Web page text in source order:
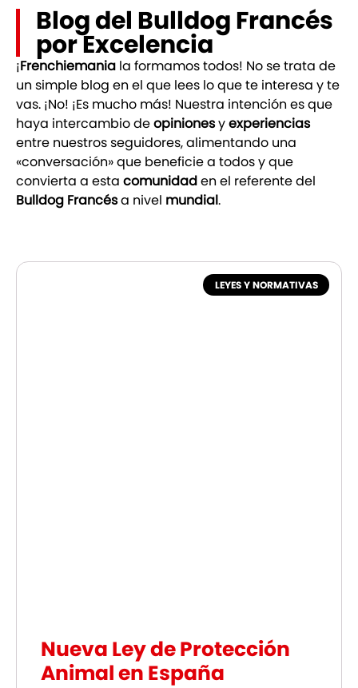
Blog del Bulldog Francés
por Excelencia
¡Frenchiemania la formamos todos! No se trata de
un simple blog en el que lees lo que te interesa y te
vas. ¡No! ¡Es mucho más! Nuestra intención es que
haya intercambio deopinionesyexperiencias
entre nuestros seguidores, alimentando una
«conversación» que beneficie a todos y que
convierta a esta comunidaden el referente del
Bulldog Francésa nivel mundial.
LEYES Y NORMATIVAS
Nueva Ley de Protección
Animal en España